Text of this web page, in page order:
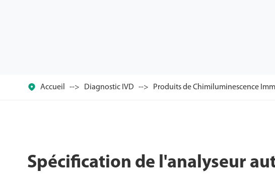
 Accueil Diagnostic IVD Produits de Chimiluminescence
Spécification de l'analyseur